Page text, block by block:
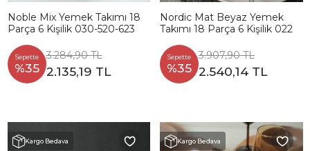
Noble Mix Yemek Takımı 18
Parça 6 Kişilik 030-520-623
Sepette
%35
3.284,90 TL
2.135,19 TL
Nordic Mat Beyaz Yemek
Takımı 18 Parça 6 Kişilik 022
Sepette
%35
3.907,90 TL
2.540,14 TL
Kargo Bedava Kargo Bedava